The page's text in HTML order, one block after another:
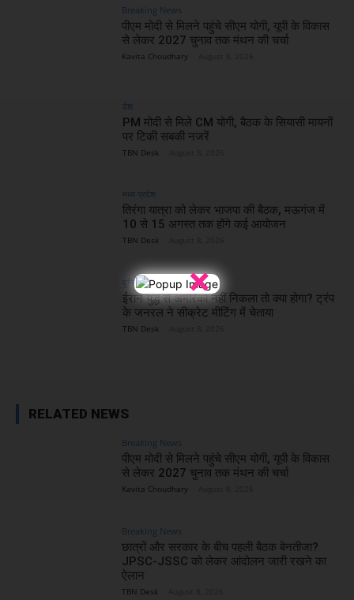
×
Breaking News
पीएम मोदी से मिलने पहुंचे सीएम योगी, यूपी के विकास
से लेकर 2027 चुनाव तक मंथन की चर्चा
Kavita Choudhary
देश
PM मोदी से मिले CM योगी, बैठक के सियासी मायनों
पर टिकी सबकी नजरें
TBN Desk
मध्य प्रदेश
तिरंगा यात्रा को लेकर भाजपा की बैठक, मऊगंज में
10 से 15 अगस्त तक होंगे कई आयोजन
TBN Desk
दुनिया
ईरान युद्ध से अमेरिका नहीं निकला तो क्या होगा? ट्रंप
के जनरल ने सीक्रेट मीटिंग में चेताया
TBN Desk
RELATED NEWS
Breaking News
पीएम मोदी से मिलने पहुंचे सीएम योगी, यूपी के विकास
से लेकर 2027 चुनाव तक मंथन की चर्चा
Kavita Choudhary
Breaking News
छात्रों और सरकार के बीच पहली बैठक बेनतीजा?
JPSC-JSSC को लेकर आंदोलन जारी रखने का
ऐलान
TBN Desk